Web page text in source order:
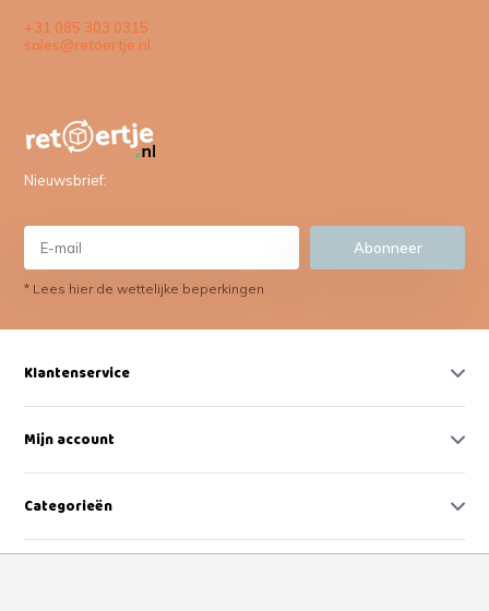
+31 085 303 0315
sales@retoertje.nl
Nieuwsbrief:
Abonneer
* Lees hier de wettelijke beperkingen
Klantenservice
Mijn account
Categorieën